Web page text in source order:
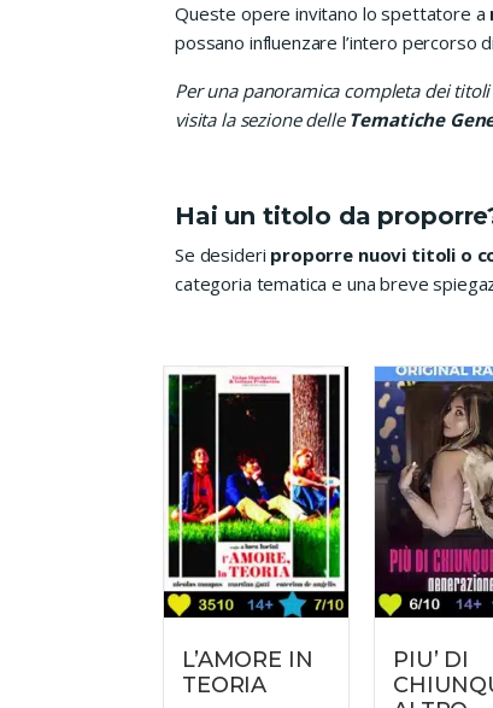
Queste opere invitano lo spettatore a
possano influenzare l’intero percorso
Per una panoramica completa dei
visita la sezione delle Tematiche
Hai un titolo da
Se desideri proporre nuovi titoli o
categoria tematica e una breve
L’AMORE IN
TEORIA
PIU’ DI